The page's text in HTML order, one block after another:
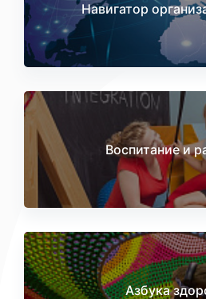
Навигатор
Воспитание и
Азбука